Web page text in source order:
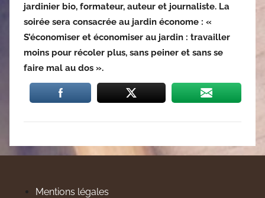
jardinier bio, formateur, auteur et journaliste. La
soirée sera consacrée au jardin économe : «
S’économiser et économiser au jardin : travailler
moins pour récoler plus, sans peiner et sans se
faire mal au dos ».
Mentions légales